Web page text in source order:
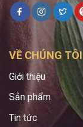
VỀ CHÚNG TÔI
Giới thiệu
Sản phẩm
Tin tức